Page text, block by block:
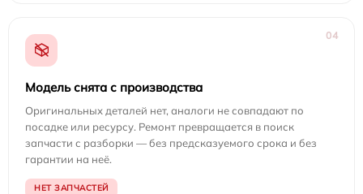
04
Модель снята с производства
Оригинальных деталей нет, аналоги не совпадают по
посадке или ресурсу. Ремонт превращается в поиск
запчасти с разборки — без предсказуемого срока и без
гарантии на неё.
НЕТ ЗАПЧАСТЕЙ